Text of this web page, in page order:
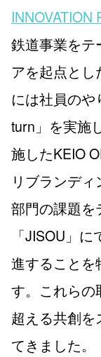
INNOVATION
鉄道事業をテ
アを起点と
には社員の
turn」を実施
施したKEIO
リブランデ
部門の課題を
「JISOU」
進することを
す。これらの
超える共創を
てきました。